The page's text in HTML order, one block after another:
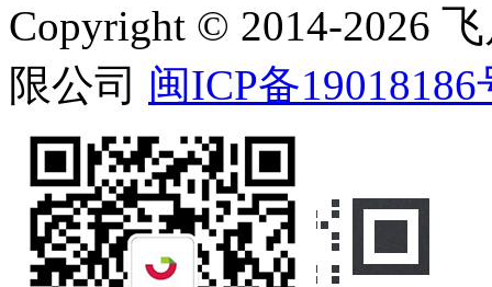
Copyright © 2014-2026
限公司 闽ICP备19018186
在线客服